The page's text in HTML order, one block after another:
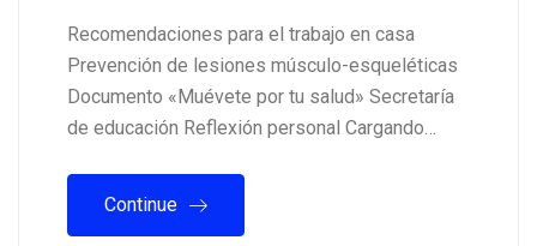
Recomendaciones para el trabajo en casa
Prevención de lesiones músculo-esqueléticas
Documento «Muévete por tu salud» Secretaría
de educación Reflexión personal Cargando…
Continue